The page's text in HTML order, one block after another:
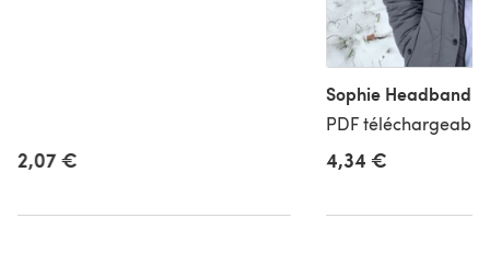
2,07 €
Sophie Headband
PDF
4,34 €